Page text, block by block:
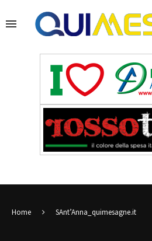
Home SAnt’Anna_quimesagne.it